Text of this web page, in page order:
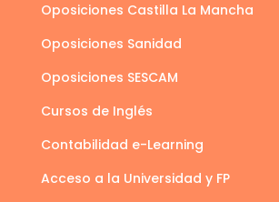
Oposiciones Castilla La Mancha
Oposiciones Sanidad
Oposiciones SESCAM
Cursos de Inglés
Contabilidad e-Learning
Acceso a la Universidad y FP